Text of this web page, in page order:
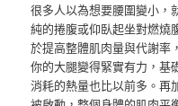
很多人以為想要腰圍變小，
純的捲腹或仰臥起坐對燃燒
於提高整體肌肉量與代謝率
你的大腿變得緊實有力，基
消耗的熱量也比以前多。再